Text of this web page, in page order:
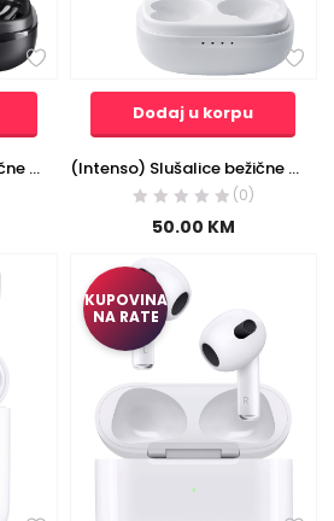
(Intenso) Slušalice bežične sa kutijicom za punjenje, Bluetooth – BUDS MICRO T200 Black
Dodaj u korpu
(Intenso) Slušalice bežične sa kutijicom za punjenje, Bluetooth – BUDS MICRO T200 White
(0)
50.00 KM
KUPOVINA
NA RATE